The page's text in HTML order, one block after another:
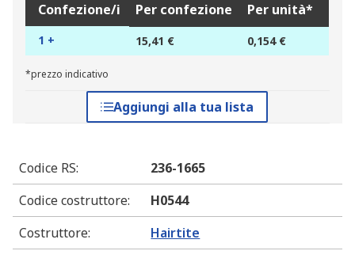
Confezione/i Per confezione Per unità*
1 + 15,41 € 0,154 €
*prezzo indicativo
Aggiungi alla tua lista
Codice RS:
236-1665
Codice costruttore:
H0544
Costruttore: Hairtite